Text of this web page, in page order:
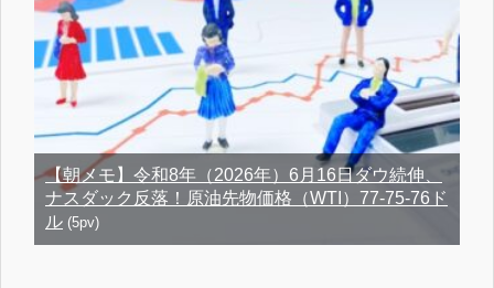
【朝メモ】令和8年（2026年）6月16日ダウ続伸、
ナスダック反落！原油先物価格（WTI）77-75-76ド
ル (5pv)